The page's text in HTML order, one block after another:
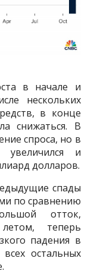
в начале и
нескольких
в конце
снижаться. В
спроса, но в
увеличился и
долларов.
спады
по сравнению
отток,
теперь
падения в
остальных